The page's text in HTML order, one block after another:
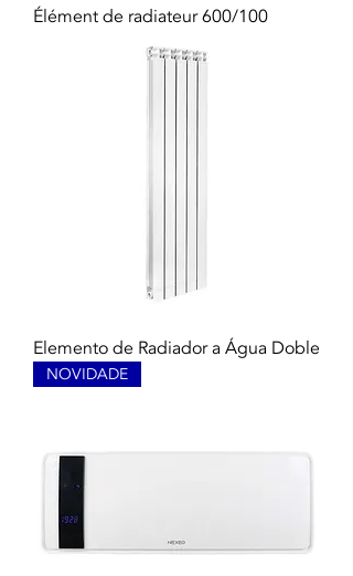
Élément de radiateur 600/100
Elemento de Radiador a Água Doble
NOVIDADE